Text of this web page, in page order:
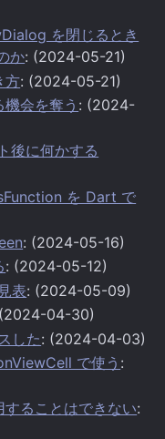
を閉じるとき
か: (2024-05-21)
方: (2024-05-21)
機会を奪う : (2024-
後に何かする
を Dart で
: (2024-05-16)
: (2024-05-12)
表: (2024-05-09)
04-30)
した: (2024-04-03)
で使う :
ることはできない: